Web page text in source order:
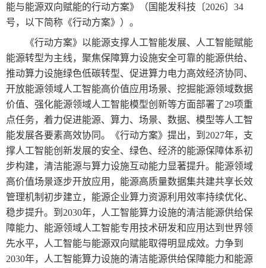
能与能源双向赋能的行动方案》（国能发科技〔2026〕34
号，以下简称《行动方案》）。
《行动方案》以能源支撑人工智能发展、人工智能赋能
能源转型为主线，聚焦保障算力设施安全可靠的能源供给、
推动算力设施绿色低碳转型、促进算力电力高效经济协同、
开放能源领域人工智能高价值应用场景、挖掘能源领域数据
价值、强化能源领域人工智能模型创新等方面部署了29项重
点任务，着力促进能源、算力、场景、数据、模型等人工智
能发展各要素高效协同。《行动方案》提出，到2027年，支
撑人工智能创新发展的安全、绿色、经济的能源保障体系初
步构建，清洁能源与算力设施互动能力显著提升。能源领域
高价值场景逐步开放应用，能源高质量数据集共建共享长效
管理机制初步建立，能源企业算力资源利用效率持续优化、
稳步提升。到2030年，人工智能算力设施的清洁能源供给保
障能力、能源领域人工智能专用技术研发和应用达到世界领
先水平，人工智能与能源双向赋能取得明显成效。力争到
2030年，人工智能算力设施的清洁能源供给保障能力和能源